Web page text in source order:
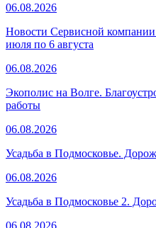
06.08.2026
Новости Сервисной компании
июля по 6 августа
06.08.2026
Экополис на Волге.
работы
06.08.2026
Усадьба в Подмосковье.
06.08.2026
Усадьба в Подмосковье 2.
06.08.2026